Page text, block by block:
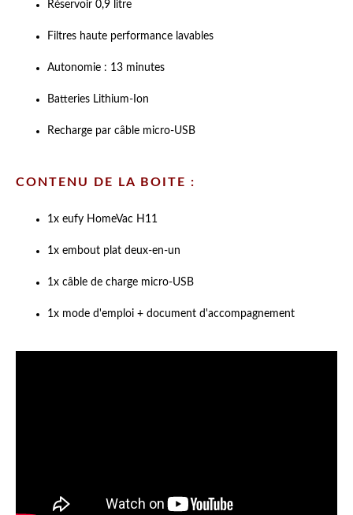
Réservoir 0,9 litre
Filtres haute performance lavables
Autonomie : 13 minutes
Batteries Lithium-Ion
Recharge par câble micro-USB
CONTENU DE LA BOITE :
1x eufy HomeVac H11
1x embout plat deux-en-un
1x câble de charge micro-USB
1x mode d'emploi + document d'accompagnement